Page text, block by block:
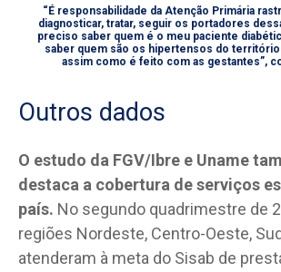
“É responsabilidade da Atenção Primária
diagnosticar, tratar, seguir os portadores
preciso saber quem é o meu paciente
saber quem são os hipertensos do
assim como é feito com as gestantes”,
Outros dados
O estudo da FGV/Ibre e Uname
destaca a cobertura de serviços
país. No segundo quadrimestre de
regiões Nordeste, Centro-Oeste,
atenderam à meta do Sisab de